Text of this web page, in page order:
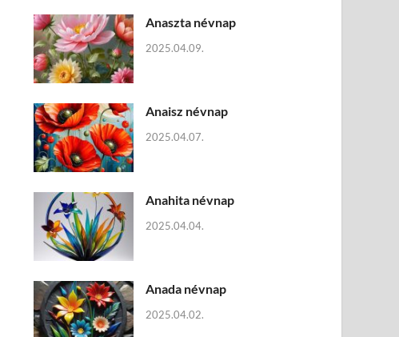
Anaszta névnap
2025.04.09.
Anaisz névnap
2025.04.07.
Anahita névnap
2025.04.04.
Anada névnap
2025.04.02.